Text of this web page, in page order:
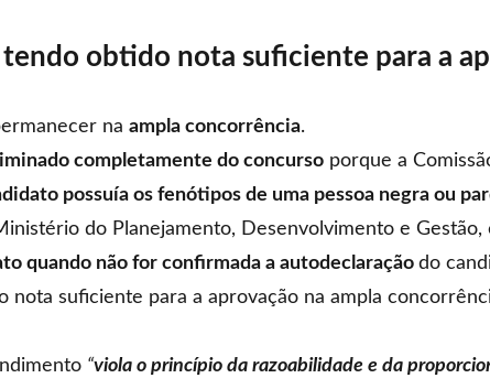
obtido nota suficiente para a
na ampla concorrência.
completamente do concursoporque a
possuía os fenótipos de uma pessoa negra ou
do Planejamento, Desenvolvimento e Gestão,
quando não for confirmada a autodeclaração do
suficiente para a aprovação na ampla
“viola o princípio da razoabilidade e da